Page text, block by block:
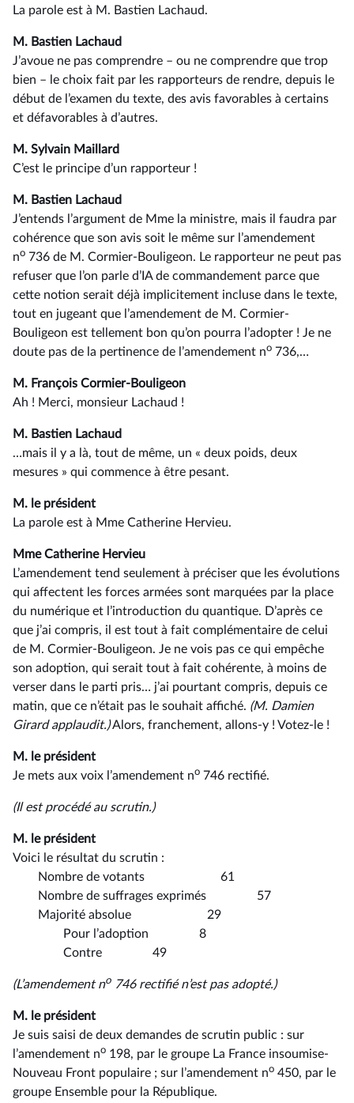
La parole est à M. Bastien Lachaud.
M. Bastien Lachaud
J’avoue ne pas comprendre –⁠ ou ne comprendre que trop
bien – le choix fait par les rapporteurs de rendre, depuis le
début de l’examen du texte, des avis favorables à certains
et défavorables à d’autres.
M. Sylvain Maillard
C’est le principe d’un rapporteur !
M. Bastien Lachaud
J’entends l’argument de Mme la ministre, mais il faudra par
cohérence que son avis soit le même sur l’amendement
no 736 de M. Cormier-Bouligeon. Le rapporteur ne peut pas
refuser que l’on parle d’IA de commandement parce que
cette notion serait déjà implicitement incluse dans le texte,
tout en jugeant que l’amendement de M. Cormier-
Bouligeon est tellement bon qu’on pourra l’adopter ! Je ne
doute pas de la pertinence de l’amendement no 736,…
M. François Cormier-Bouligeon
Ah ! Merci, monsieur Lachaud !
M. Bastien Lachaud
…mais il y a là, tout de même, un « deux poids, deux
mesures » qui commence à être pesant.
M. le président
La parole est à Mme Catherine Hervieu.
Mme Catherine Hervieu
L’amendement tend seulement à préciser que les évolutions
qui affectent les forces armées sont marquées par la place
du numérique et l’introduction du quantique. D’après ce
que j’ai compris, il est tout à fait complémentaire de celui
de M. Cormier-Bouligeon. Je ne vois pas ce qui empêche
son adoption, qui serait tout à fait cohérente, à moins de
verser dans le parti pris… j’ai pourtant compris, depuis ce
matin, que ce n’était pas le souhait affiché. (M. Damien
Girard applaudit.)Alors, franchement, allons-y ! Votez-le !
M. le président
Je mets aux voix l’amendement no 746 rectifié.
(Il est procédé au scrutin.)
M. le président
Voici le résultat du scrutin :
Nombre de votants 61
Nombre de suffrages exprimés 57
Majorité absolue 29
Pour l’adoption 8
Contre 49
(L’amendement no 746 rectifié n’est pas adopté.)
M. le président
Je suis saisi de deux demandes de scrutin public : sur
l’amendement no 198, par le groupe La France insoumise-
Nouveau Front populaire ; sur l’amendement no 450, par le
groupe Ensemble pour la République.